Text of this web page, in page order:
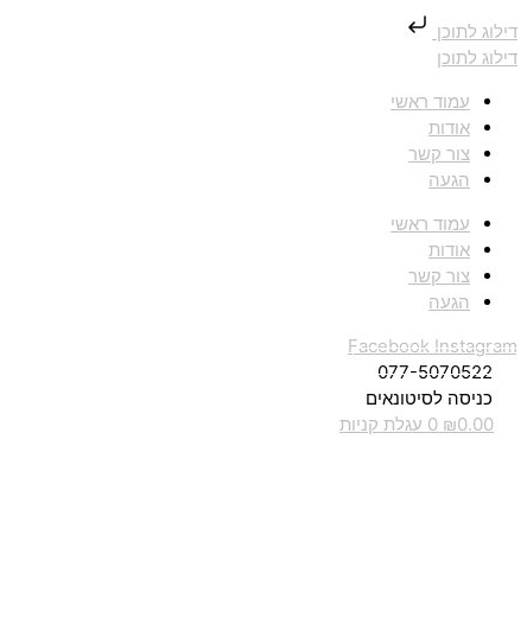
דילוג לתוכן
דילוג לתוכן
עמוד ראשי
אודות
צור קשר
הגעה
עמוד ראשי
אודות
צור קשר
הגעה
Facebook Instagram
077-5070522
כניסה לסיטונאים
₪0.00
0 עגלת קניות